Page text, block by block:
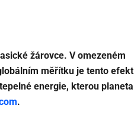
žárovce. V omezeném
měřítku je tento efekt
energie, kterou planeta
.